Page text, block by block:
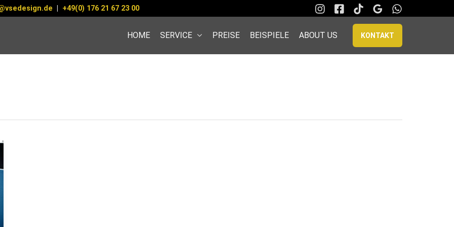
| +49(0) 176 21 67 23 00
HOME SERVICE PREISE BEISPIELE ABOUT US KONTAKT